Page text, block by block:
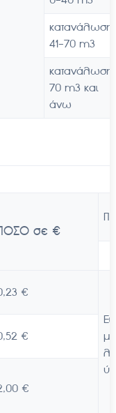
κατανάλωση
41-70 m3
κατανάλωση
70 m3 και
άνω
σε €
€
€
€